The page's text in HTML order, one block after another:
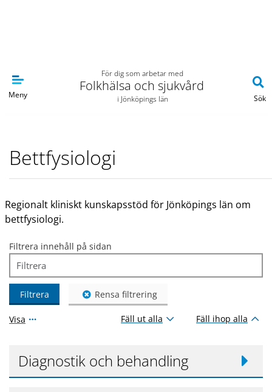
Meny
För dig som arbetar med
Folkhälsa och sjukvård
i Jönköpings län Sök
Bettfysiologi
Regionalt kliniskt kunskapsstöd för Jönköpings län om
bettfysiologi.
Filtrera innehåll på sidan
Filtrera Rensa filtrering
Visa Fäll ut alla Fäll ihop alla
Diagnostik och behandling